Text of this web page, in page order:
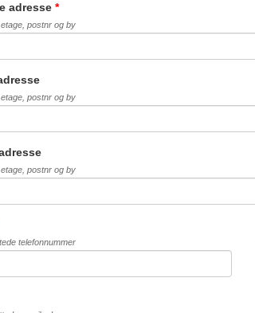
adresse *
postnr og by
postnr og by
postnr og by
telefonnummer